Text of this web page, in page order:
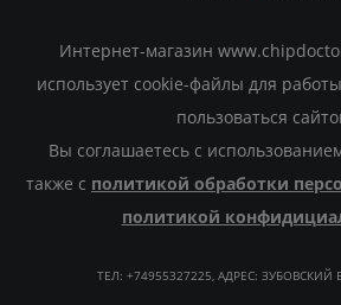
Интернет-магазин
использует cookie-файлы для
пользоваться
Вы соглашаетесь с
также с политикой обработки
политикой
ТЕЛ: +74955327225, АДРЕС: ЗУБОВСКИЙ